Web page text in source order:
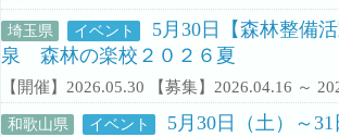
埼玉県 イベント
5月30日【森林整備
泉 森林の楽校２０２６夏
【開催】2026.05.30 【募集】2026.04.16 ～
和歌山県 イベント
5月30日（土）～